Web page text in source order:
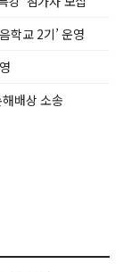
학교 2기’ 운영
배상 소송